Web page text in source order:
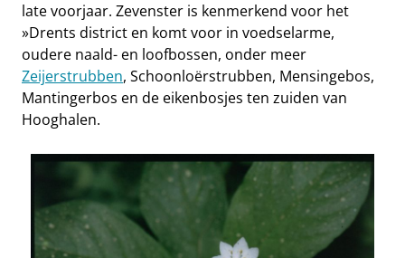
late voorjaar. Zevenster is kenmerkend voor het
»Drents district en komt voor in voedselarme,
oudere naald- en loofbossen, onder meer
Zeijerstrubben, Schoonloërstrubben, Mensingebos,
Mantingerbos en de eikenbosjes ten zuiden van
Hooghalen.